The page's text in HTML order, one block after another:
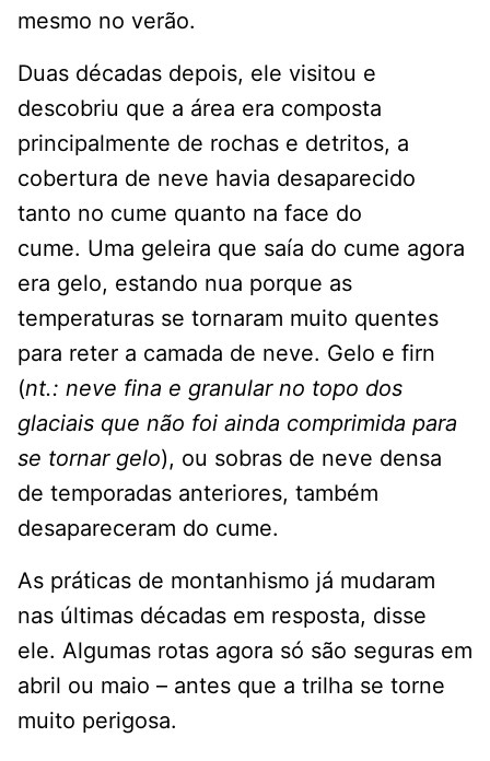
mesmo no verão.
Duas décadas depois, ele visitou e
descobriu que a área era composta
principalmente de rochas e detritos, a
cobertura de neve havia desaparecido
tanto no cume quanto na face do
cume. Uma geleira que saía do cume agora
era gelo, estando nua porque as
temperaturas se tornaram muito quentes
para reter a camada de neve. Gelo e firn
(nt.: neve fina e granular no topo dos
glaciais que não foi ainda comprimida para
se tornar gelo), ou sobras de neve densa
de temporadas anteriores, também
desapareceram do cume.
As práticas de montanhismo já mudaram
nas últimas décadas em resposta, disse
ele. Algumas rotas agora só são seguras em
abril ou maio – antes que a trilha se torne
muito perigosa.